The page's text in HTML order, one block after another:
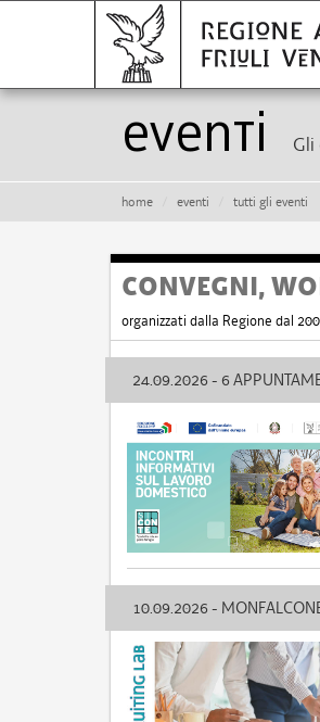
eventi Gli
home eventi tutti gli eventi
CONVEGNI,
organizzati dalla Regione dal
24.09.2026 - 6
10.09.2026 -